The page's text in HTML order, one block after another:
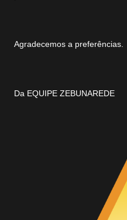
Agradecemos a preferências.
Da EQUIPE ZEBUNAREDE